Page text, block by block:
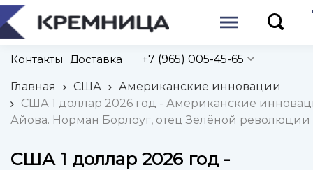
Контакты Доставка +7 (965) 005-45-65
Главная США
Американские инновации
США 1 доллар 2026 год - Американские
Айова. Норман Борлоуг, отец Зелёной революции
США 1 доллар 2026 год -